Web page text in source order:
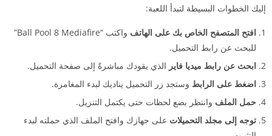
إليك الخطوات البسيطة لتبدأ اللعبة:
افتح المتصفح الخاص بك على الهاتف
واكتب “Ball Pool 8 Mediafire”
للبحث عن رابط التحميل.
ابحث عن رابط ميديا فاير الذي يقودك مباشرةً إلى صفحة التحميل.
اضغط على الرابط وستجد زر التحميل يناديك لبدء المغامرة.
حمل الملف وانتظر بضع لحظات حتى يكتمل التنزيل.
توجه إلى مجلد التحميلات على جهازك وافتح الملف الذي حملته لبدء